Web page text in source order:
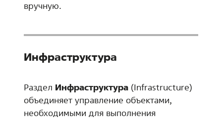
вручную.
Инфраструктура
Раздел Инфраструктура (Infrastructure)
объединяет управление объектами,
необходимыми для выполнения